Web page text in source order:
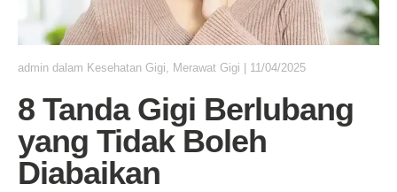
admin dalam Kesehatan Gigi Merawat Gigi | 11/04/2025
8 Tanda Gigi Berlubang
yang Tidak Boleh
Diabaikan